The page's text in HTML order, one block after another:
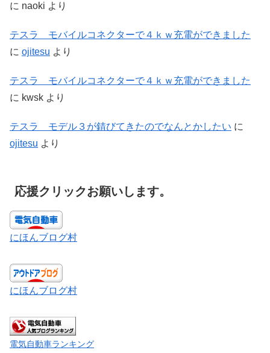
に naoki より
テスラ モバイルコネクターで４ｋｗ充電ができました
に ojitesu より
テスラ モバイルコネクターで４ｋｗ充電ができました
に kwsk より
テスラ モデル３が錆びてきたのでなんとかしたい に
ojitesu より
応援クリックお願いします。
にほんブログ村
にほんブログ村
電気自動車ランキング